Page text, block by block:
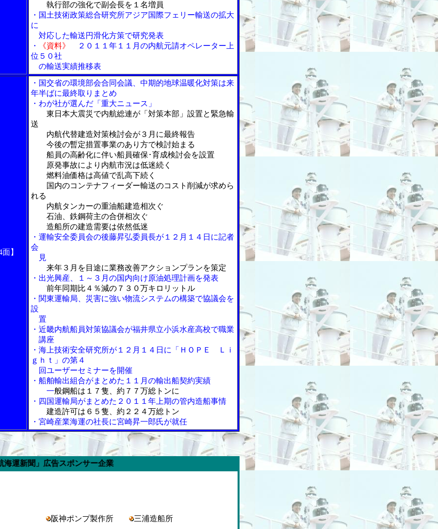
執行部の強化で副会長を１名増員
・国土技術政策総合研究所アジア国際フェリー輸送の拡大
に
対応した輸送円滑化方策で研究発表
・
《資料》
２０１１年１１月の内航元請オペレーター上
位５０社
の輸送実績推移表
】
・国交省の環境部会合同会議、中期的地球温暖化対策は来
年半ばに最終取りまとめ
・わが社が選んだ「重大ニュース」
東日本大震災で内航総連が「対策本部」設置と緊急輸
送
内航代替建造対策検討会が３月に最終報告
今後の暫定措置事業のあり方で検討始まる
船員の高齢化に伴い船員確保･育成検討会を設置
原発事故により内航市況は低迷続く
燃料油価格は高値で乱高下続く
国内のコンテナフィーダー輸送のコスト削減が求めら
れる
内航タンカーの重油船建造相次ぐ
石油、鉄鋼荷主の合併相次ぐ
造船所の建造需要は依然低迷
・運輸安全委員会の後藤昇弘委員長が１２月１４日に記者
会
見
来年３月を目途に業務改善アクションプランを策定
・出光興産、１～３月の国内向け原油処理計画を発表
前年同期比４％減の７３０万キロリットル
・関東運輸局、災害に強い物流システムの構築で協議会を
設
置
・近畿内航船員対策協議会が福井県立小浜水産高校で職業
講座
・海上技術安全研究所が１２月１４日に「ＨＯＰＥ Ｌｉ
ｇｈｔ」の第４
回ユーザーセミナーを開催
・船舶輸出組合がまとめた１１月の輸出船契約実績
一般鋼船は１７隻、約７７万総トンに
・四国運輸局がまとめた２０１１年上期の管内造船事情
建造許可は６５隻、約２２４万総トン
・宮崎産業海運の社長に宮崎昇一郎氏が就任
スポンサー企業
阪神ポンプ製作所 三浦造船所